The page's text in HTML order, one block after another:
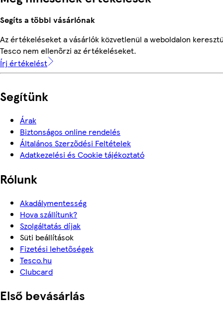
Segíts a többi vásárlónak
Az értékeléseket a vásárlók közvetlenül a weboldalon
Tesco nem ellenőrzi az értékeléseket.
Írj értékelést
Segítünk
Árak
Biztonságos online rendelés
Általános Szerződési Feltételek
Adatkezelési és Cookie tájékoztató
Rólunk
Akadálymentesség
Hova szállítunk?
Szolgáltatás díjak
Süti beállítások
Fizetési lehetőségek
Tesco.hu
Clubcard
Első bevásárlás